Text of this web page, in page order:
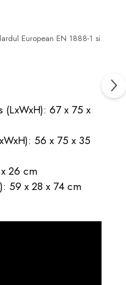
European EN 1888-1 si
(LxWxH): 67 x 75 x
56 x 75 x 35
26 cm
59 x 28 x 74 cm